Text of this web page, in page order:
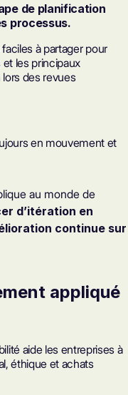
de planification
processus.
faciles à partager pour
les principaux
des revues
en mouvement et
au monde de
d’itération en
continue sur
appliqué
aide les entreprises à
éthique et achats